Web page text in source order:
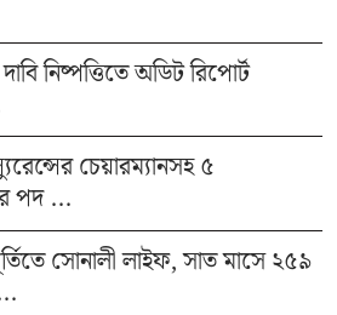
নিষ্পত্তিতে অডিট রিপোর্ট
চেয়ারম্যানসহ ৫
পদ ...
সোনালী লাইফ, সাত মাসে ২৫৯